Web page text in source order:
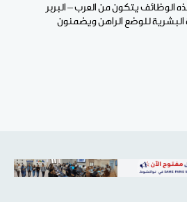
الوظائف يتكون من العرب – البربر
البشرية للوضع الراهن ويضمنون